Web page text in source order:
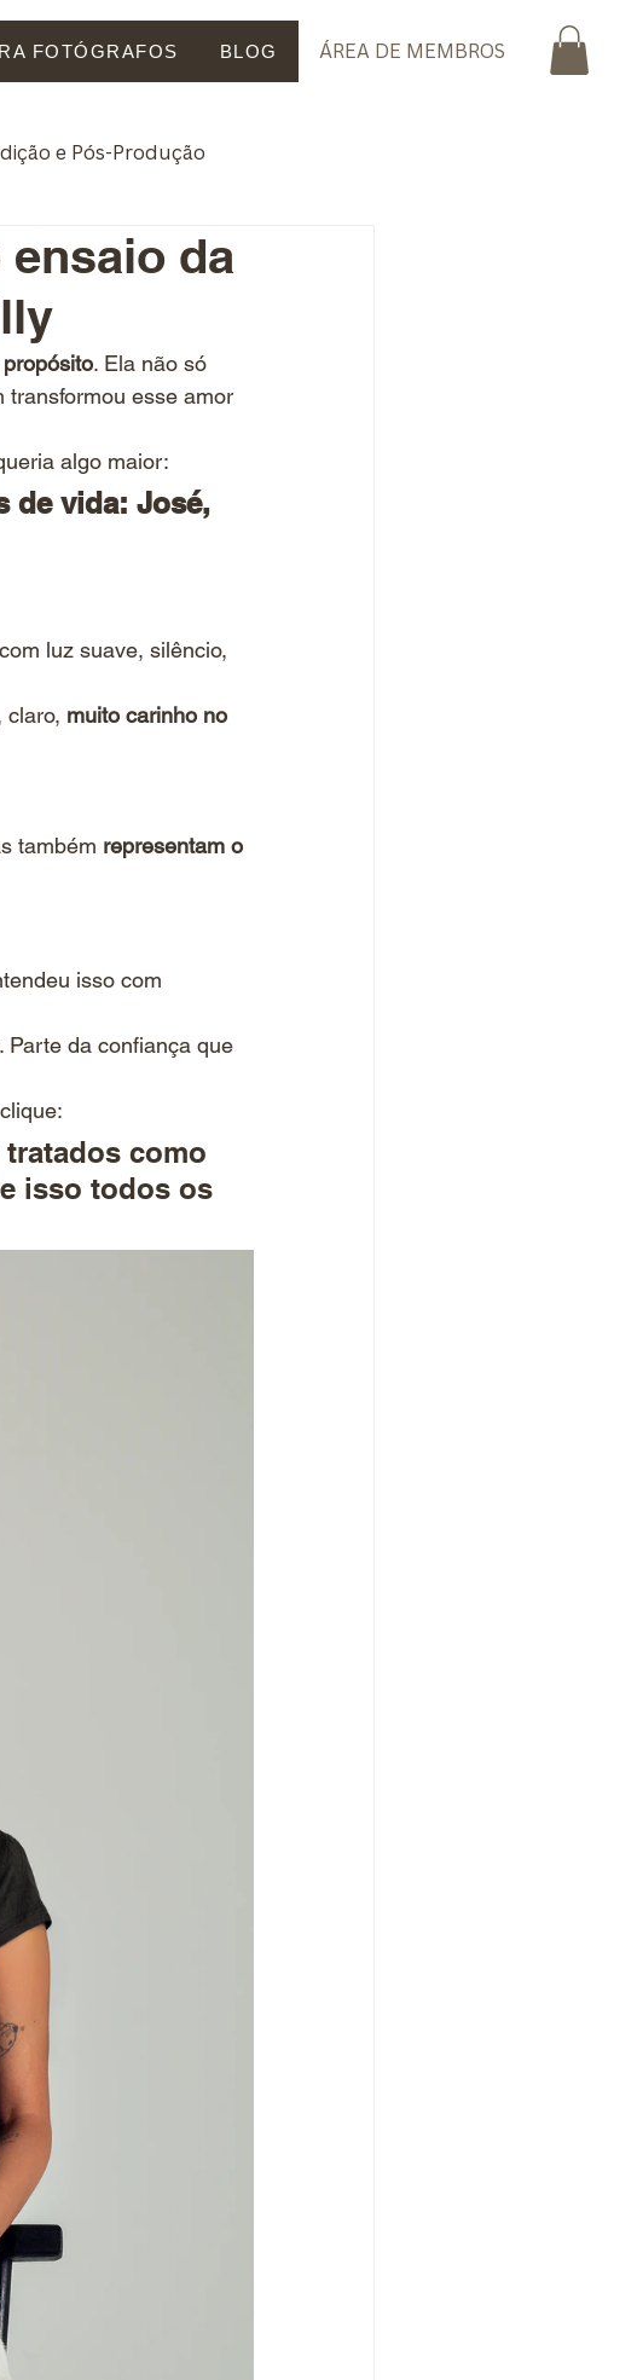
FOTÓGRAFOS BLOG ÁREA DE MEMBROS
e Pós-Produção
da
. Ela não só
transformou esse amor
algo maior:
de vida: José,
luz suave, silêncio,
claro, muito carinho no
também representam o
isso com
Parte da confiança que
como
isso todos os